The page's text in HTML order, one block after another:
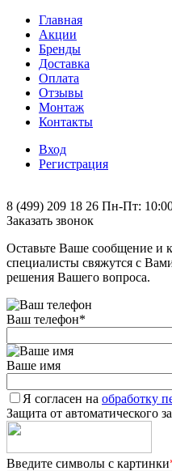
Главная
Акции
Бренды
Доставка
Оплата
Отзывы
Монтаж
Контакты
Вход
Регистрация
8 (499) 209 18 26 Пн-Пт:
Заказать звонок
Оставьте Ваше сообщение и
специалисты свяжутся с
решения Вашего вопроса.
Ваш телефон*
Ваше имя
Я согласен на обработку
Защита от автоматического
Введите символы с картинки